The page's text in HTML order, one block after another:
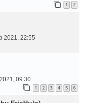
1 2
2021, 22:55
09:30
1 2 3 4 5 6